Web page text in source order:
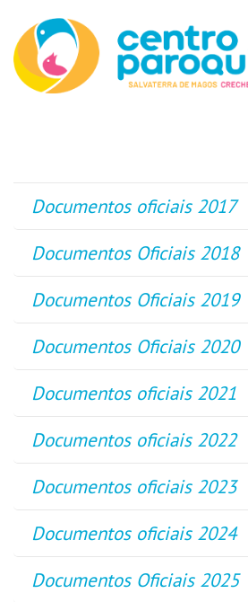
Documentos oficiais 2017
Documentos Oficiais 2018
Documentos Oficiais 2019
Documentos Oficiais 2020
Documentos oficiais 2021
Documentos oficiais 2022
Documentos oficiais 2023
Documentos oficiais 2024
Documentos Oficiais 2025